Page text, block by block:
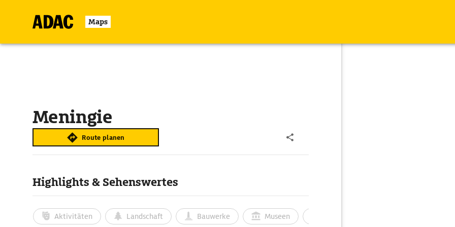
Maps
Meningie
Route planen
Highlights & Sehenswertes
Aktivitäten Landschaft Bauwerke Museen